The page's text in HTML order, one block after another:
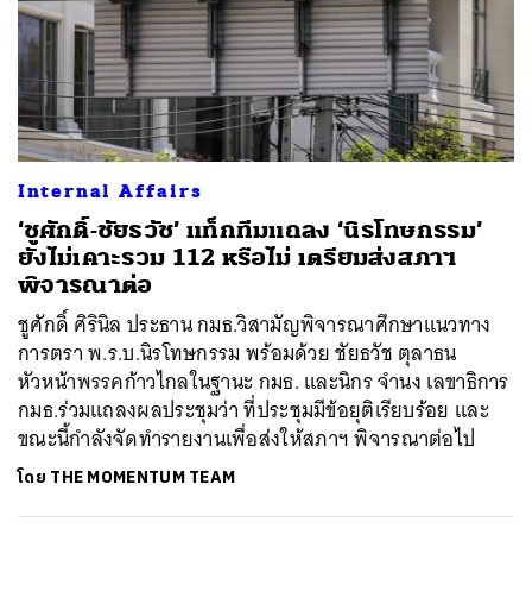
Internal Affairs
‘ชูศักดิ์-ชัยธวัช’ แท็กทีมแถลง ‘นิรโทษกรรม’
ยังไม่เคาะรวม 112 หรือไม่ เตรียมส่งสภาฯ
พิจารณาต่อ
ชูศักดิ์ ศิรินิล ประธาน กมธ.วิสามัญพิจารณาศึกษาแนวทาง
การตรา พ.ร.บ.นิรโทษกรรม พร้อมด้วย ชัยธวัช ตุลาธน
หัวหน้าพรรคก้าวไกลในฐานะ กมธ. และนิกร จำนง เลขาธิการ
กมธ.ร่วมแถลงผลประชุมว่า ที่ประชุมมีข้อยุติเรียบร้อย และ
ขณะนี้กำลังจัดทำรายงานเพื่อส่งให้สภาฯ พิจารณาต่อไป
โดย THE MOMENTUM TEAM
ค้นหา
SHARE